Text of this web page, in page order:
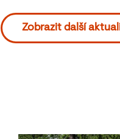
Zobrazit další